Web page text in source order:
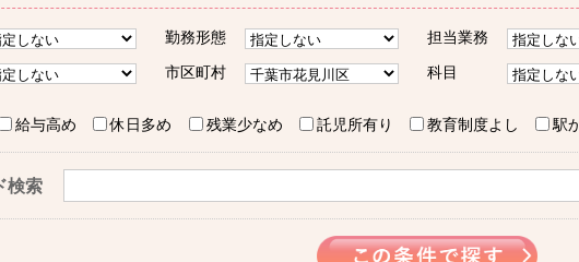
勤務形態 担当業務
市区町村 科目
給与高め 休日多め 残業少なめ 託児所有り 教育制度よし 駅
検索